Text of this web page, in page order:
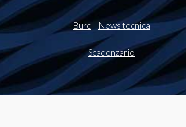
Burc– News tecnica
Scadenzario